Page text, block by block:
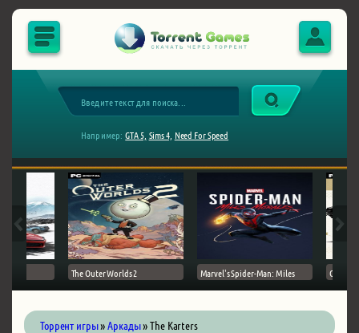
Например: GTA 5, Sims 4, Need For Speed
The Outer Worlds 2 Marvel's Spider-Man: Miles Ghost
Торрент игры»Аркады» The Karters